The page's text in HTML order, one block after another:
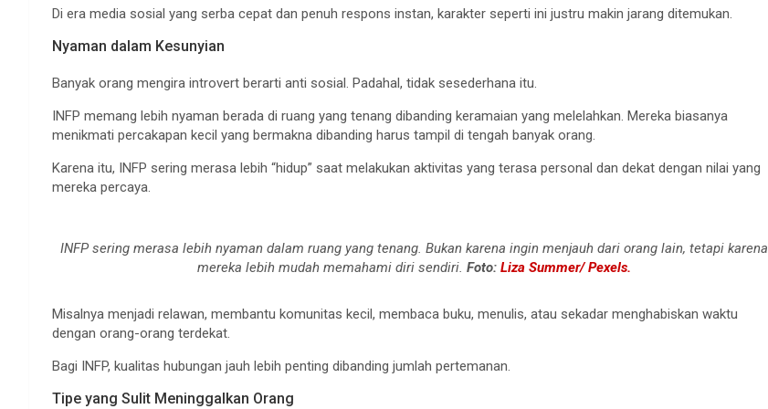
Di era media sosial yang serba cepat dan penuh respons instan, karakter seperti ini justru makin jarang ditemukan.
Nyaman dalam Kesunyian
Banyak orang mengira introvert berarti anti sosial. Padahal, tidak sesederhana itu.
INFP memang lebih nyaman berada di ruang yang tenang dibanding keramaian yang melelahkan. Mereka biasanya
menikmati percakapan kecil yang bermakna dibanding harus tampil di tengah banyak orang.
Karena itu, INFP sering merasa lebih “hidup” saat melakukan aktivitas yang terasa personal dan dekat dengan nilai yang
mereka percaya.
INFP sering merasa lebih nyaman dalam ruang yang tenang. Bukan karena ingin menjauh dari orang lain, tetapi karena
mereka lebih mudah memahami diri sendiri.Foto:Liza Summer/ Pexels.
Misalnya menjadi relawan, membantu komunitas kecil, membaca buku, menulis, atau sekadar menghabiskan waktu
dengan orang-orang terdekat.
Bagi INFP, kualitas hubungan jauh lebih penting dibanding jumlah pertemanan.
Tipe yang Sulit Meninggalkan Orang